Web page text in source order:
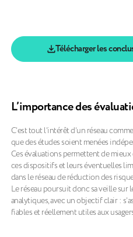
Télécharger les
L’importance des
C’est tout l’intérêt d’un réseau
que des études soient menées
Ces évaluations permettent de
ces dispositifs et leurs éventuelles
dans le réseau de réduction des
Le réseau poursuit donc sa veille sur
analytiques, avec un objectif clair :
fiables et réellement utiles aux